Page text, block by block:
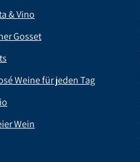
& Vino
Gosset
Weine für jeden Tag
Wein